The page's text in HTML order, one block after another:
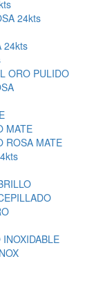
24kts
24kts
ORO PULIDO
MATE
ROSA MATE